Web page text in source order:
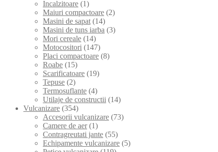
Incalzitoare (1)
Maiuri compactoare (2)
Masini de sapat (14)
Masini de tuns iarba (3)
Mori cereale (14)
Motocositori (147)
Placi compactoare (8)
Roabe (15)
Scarificatoare (19)
Tepuse (2)
Termosuflante (4)
Utilaje de constructii (14)
Vulcanizare (354)
Accesorii vulcanizare (73)
Camere de aer (1)
Contragreutati jante (55)
Echipamente vulcanizare (5)